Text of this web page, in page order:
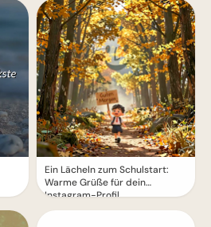
Ein Lächeln zum Schulstart:
Warme Grüße für dein
Instagram-Profil